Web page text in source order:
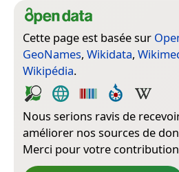
Cette page est basée sur
GeoNames, Wikidata,
Wikipédia.
Nous serions ravis de
améliorer nos sources de
Merci pour votre